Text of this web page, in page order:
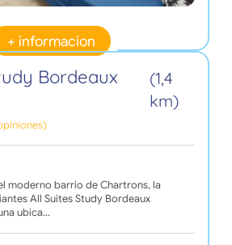
+ informacion
Bordeaux
(1,4
km)
moderno barrio de Chartrons, la
All Suites Study Bordeaux
ubica…